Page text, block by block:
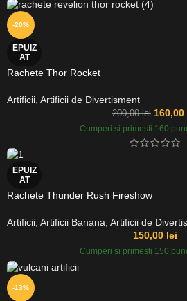
-20%
EPUIZ
AT
Rachete Thor Rocket
Artificii Artificii de Divertisment
200,00lei 160,00
Cumperi si primesti 160
EPUIZ
AT
Rachete Thunder Rush Fireshow
Artificii Artificii Banana Artificii de
150,00 lei
Cumperi si primesti 150
-13%